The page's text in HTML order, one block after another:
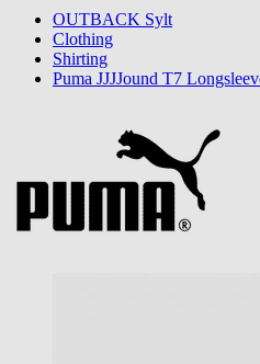
OUTBACK Sylt
Clothing
Shirting
Puma JJJJound T7